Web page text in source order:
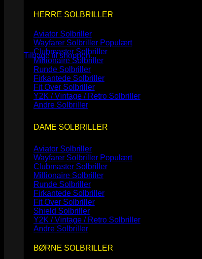
Ingen varer i kurven.
Tilbage til shoppen
HERRE SOLBRILLER
Aviator Solbriller
Wayfarer Solbriller
Clubmaster Solbriller
Millionaire Solbriller
Runde Solbriller
Firkantede Solbriller
Fit Over Solbriller
Y2K / Vintage / Retro Solbriller
Andre Solbriller
DAME SOLBRILLER
Aviator Solbriller
Wayfarer Solbriller
Clubmaster Solbriller
Millionaire Solbriller
Runde Solbriller
Firkantede Solbriller
Fit Over Solbriller
Shield Solbriller
Y2K / Vintage / Retro Solbriller
Andre Solbriller
BØRNE SOLBRILLER